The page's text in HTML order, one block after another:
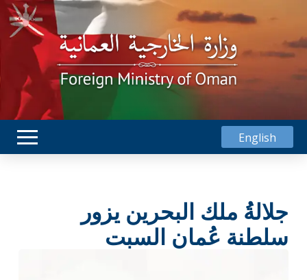
English
جلالةُ ملك البحرين يزور
سلطنة عُمان السبت